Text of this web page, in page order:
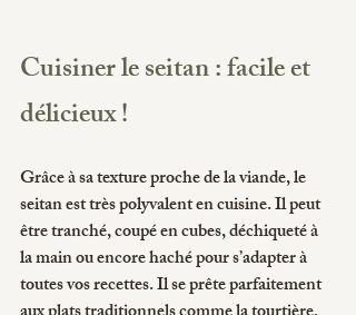
Cuisiner le seitan : facile et
délicieux !
Grâce à sa texture proche de la viande, le
seitan est très polyvalent en cuisine. Il peut
être tranché, coupé en cubes, déchiqueté à
la main ou encore haché pour s’adapter à
toutes vos recettes. Il se prête parfaitement